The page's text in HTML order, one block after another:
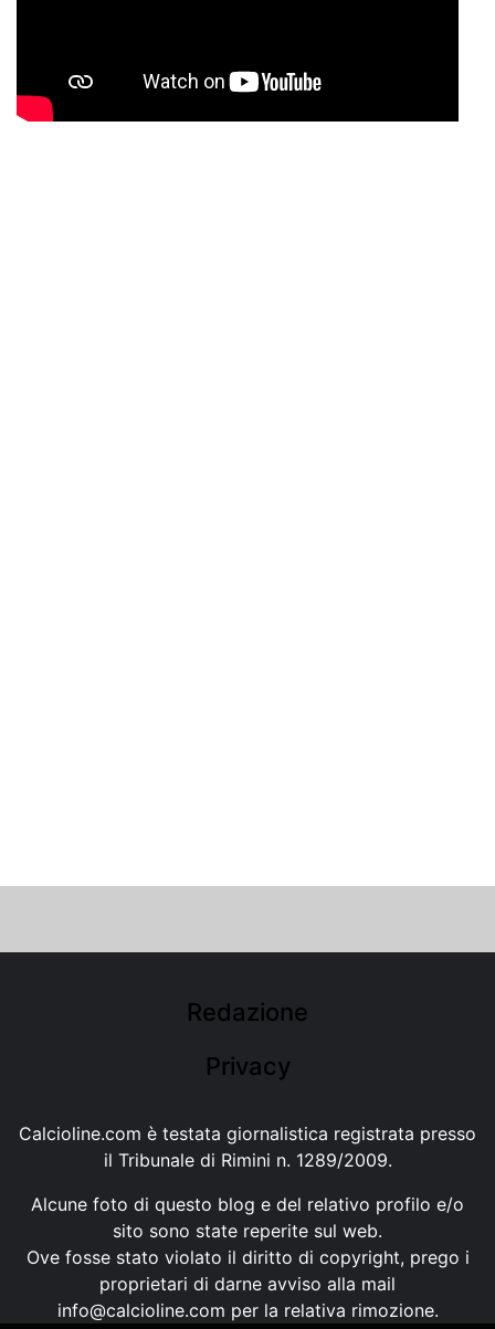
Redazione
Privacy
Calcioline.com è testata giornalistica registrata presso
il Tribunale di Rimini n. 1289/2009.
Alcune foto di questo blog e del relativo profilo e/o
sito sono state reperite sul web.
Ove fosse stato violato il diritto di copyright, prego i
proprietari di darne avviso alla mail
info@calcioline.com per la relativa rimozione.